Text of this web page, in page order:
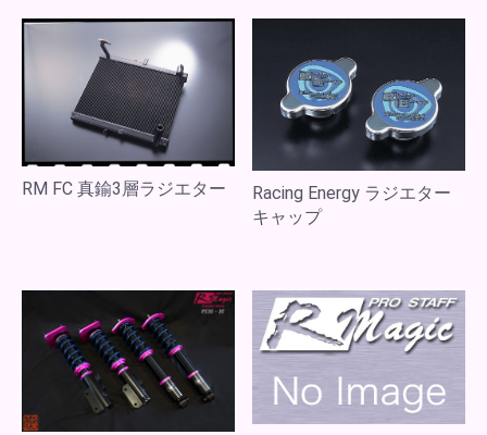
RM FC 真鍮3層ラジエター
Racing Energy ラジエター
キャップ